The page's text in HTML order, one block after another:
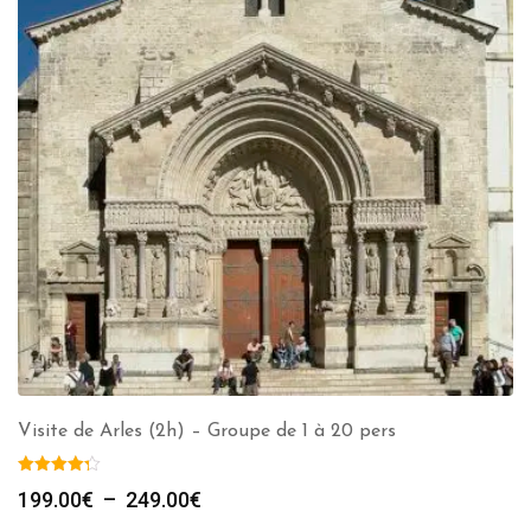
Visite de Arles (2h) – Groupe de 1 à 20 pers
199.00€ – 249.00€